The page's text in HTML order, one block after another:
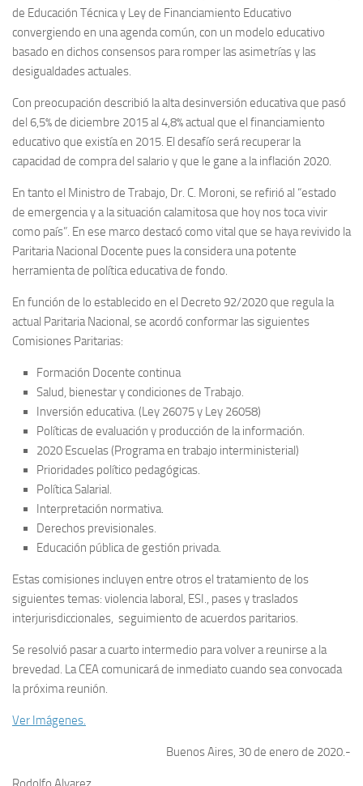
de Educación Técnica y Ley de Financiamiento Educativo
convergiendo en una agenda común, con un modelo educativo
basado en dichos consensos para romper las asimetrías y las
desigualdades actuales.
Con preocupación describió la alta desinversión educativa que pasó
del 6,5% de diciembre 2015 al 4,8% actual que el financiamiento
educativo que existía en 2015. El desafío será recuperar la
capacidad de compra del salario y que le gane a la inflación 2020.
En tanto el Ministro de Trabajo, Dr. C. Moroni, se refirió al “estado
de emergencia y a la situación calamitosa que hoy nos toca vivir
como país”. En ese marco destacó como vital que se haya revivido la
Paritaria Nacional Docente pues la considera una potente
herramienta de política educativa de fondo.
En función de lo establecido en el Decreto 92/2020 que regula la
actual Paritaria Nacional, se acordó conformar las siguientes
Comisiones Paritarias:
Formación Docente continua
Salud, bienestar y condiciones de Trabajo.
Inversión educativa. (Ley 26075 y Ley 26058)
Políticas de evaluación y producción de la información.
2020 Escuelas (Programa en trabajo interministerial)
Prioridades político pedagógicas.
Política Salarial.
Interpretación normativa.
Derechos previsionales.
Educación pública de gestión privada.
Estas comisiones incluyen entre otros el tratamiento de los
siguientes temas: violencia laboral, ESI., pases y traslados
interjurisdiccionales, seguimiento de acuerdos paritarios.
Se resolvió pasar a cuarto intermedio para volver a reunirse a la
brevedad. La CEA comunicará de inmediato cuando sea convocada
la próxima reunión.
Ver Imágenes.
Buenos Aires, 30 de enero de 2020.-